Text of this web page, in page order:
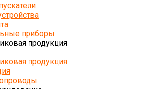
приборы
продукция
продукция